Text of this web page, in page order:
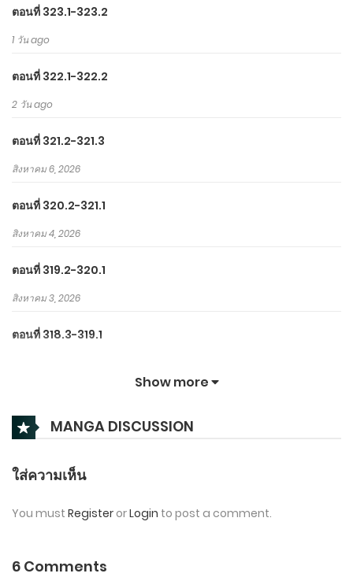
ตอนที่ 323.1-323.2
1 วัน ago
ตอนที่ 322.1-322.2
2 วัน ago
ตอนที่ 321.2-321.3
สิงหาคม 6, 2026
ตอนที่ 320.2-321.1
สิงหาคม 4, 2026
ตอนที่ 319.2-320.1
สิงหาคม 3, 2026
ตอนที่ 318.3-319.1
สิงหาคม 1, 2026
ตอนที่ 317.2-317.3
Show more
MANGA DISCUSSION
ใส่ความเห็น
You must Register orLogin to post a comment.
6 Comments